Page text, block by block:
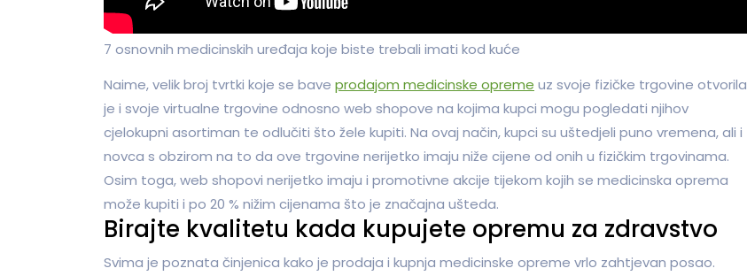
7 osnovnih medicinskih uređaja koje biste trebali imati kod kuće
Naime, velik broj tvrtki koje se bave prodajom medicinske opreme uz svoje fizičke trgovine otvorila
je i svoje virtualne trgovine odnosno web shopove na kojima kupci mogu pogledati njihov
cjelokupni asortiman te odlučiti što žele kupiti. Na ovaj način, kupci su uštedjeli puno vremena, ali i
novca s obzirom na to da ove trgovine nerijetko imaju niže cijene od onih u fizičkim trgovinama.
Osim toga, web shopovi nerijetko imaju i promotivne akcije tijekom kojih se medicinska oprema
može kupiti i po 20 % nižim cijenama što je značajna ušteda.
Birajte kvalitetu kada kupujete opremu za zdravstvo
Svima je poznata činjenica kako je prodaja i kupnja medicinske opreme vrlo zahtjevan posao.